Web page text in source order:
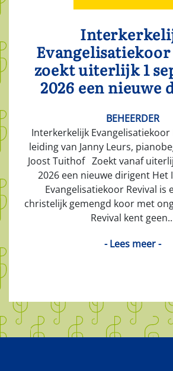
zoekt uiterlijk 1
2026 een nieuwe
BEHEERDER
Interkerkelijk Evangelisatiekoor
leiding van Janny Leurs,
Joost Tuithof Zoekt vanaf
2026 een nieuwe dirigent Het
Evangelisatiekoor Revival is
christelijk gemengd koor met
Revival kent
- Lees meer -